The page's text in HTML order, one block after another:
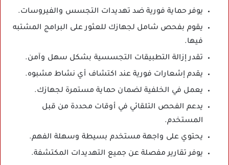
يوفر حماية فورية ضد تهديدات التجسس والفيروسات.
يقوم بفحص شامل لجهازك للعثور على البرامج المشتبه
فيها.
تقدر إزالة التطبيقات التجسسية بشكل سهل وآمن.
يقدم إشعارات فورية عند اكتشاف أي نشاط مشبوه.
يعمل في الخلفية لضمان حماية مستمرة لجهازك.
يدعم الفحص التلقائي في أوقات محددة من قبل
المستخدم.
يحتوي على واجهة مستخدم بسيطة وسهلة الفهم.
يوفر تقارير مفصلة عن جميع التهديدات المكتشفة.